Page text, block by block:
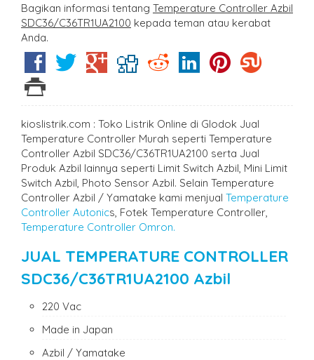
Bagikan informasi tentang Temperature Controller Azbil
SDC36/C36TR1UA2100 kepada teman atau kerabat
Anda.
kioslistrik.com : Toko Listrik Online di Glodok Jual
Temperature Controller Murah seperti Temperature
Controller Azbil SDC36/C36TR1UA2100 serta Jual
Produk Azbil lainnya seperti Limit Switch Azbil, Mini Limit
Switch Azbil, Photo Sensor Azbil. Selain Temperature
Controller Azbil / Yamatake kami menjual Temperature
Controller Autonics, Fotek Temperature Controller,
Temperature Controller Omron.
JUAL TEMPERATURE CONTROLLER
SDC36/C36TR1UA2100 Azbil
220 Vac
Made in Japan
Azbil / Yamatake